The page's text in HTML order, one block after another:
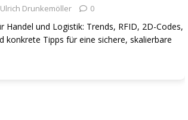
Ulrich Drunkemöller 0
Handel und Logistik: Trends, RFID, 2D-Codes,
konkrete Tipps für eine sichere, skalierbare